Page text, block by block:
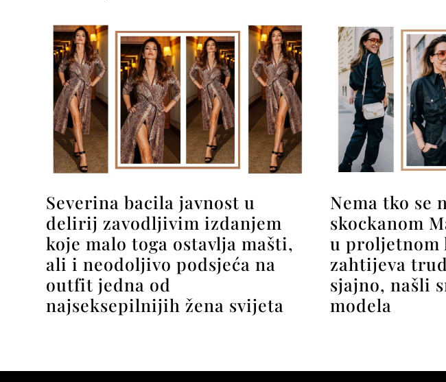
Severina bacila javnost u
delirij zavodljivim izdanjem
koje malo toga ostavlja mašti,
ali i neodoljivo podsjeća na
outfit jedna od
najseksepilnijih žena svijeta
Nema tko se
skockanom
u proljetnom
zahtijeva
sjajno, našli
modela